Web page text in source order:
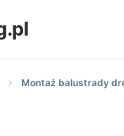
Montaż balustrady